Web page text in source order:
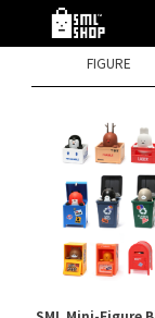
FIGURE